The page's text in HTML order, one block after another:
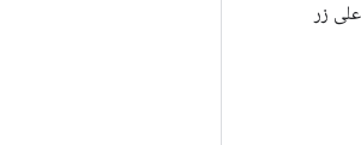
زر